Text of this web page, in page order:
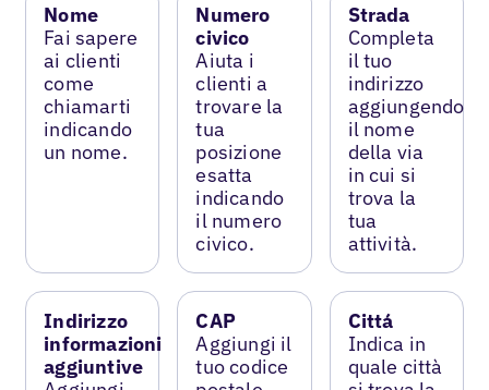
Nome
Fai sapere
ai clienti
come
chiamarti
indicando
un nome.
Numero
civico
Aiuta i
clienti a
trovare la
tua
posizione
esatta
indicando
il numero
civico.
Strada
Completa
il tuo
indirizzo
aggiungendo
il nome
della via
in cui si
trova la
tua
attività.
Indirizzo
informazioni
aggiuntive
CAP
Aggiungi il
tuo codice
Cittá
Indica in
quale città